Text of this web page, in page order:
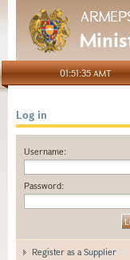
01:51:35 AMT
Log in
Username:
Password:
Register as a Supplier